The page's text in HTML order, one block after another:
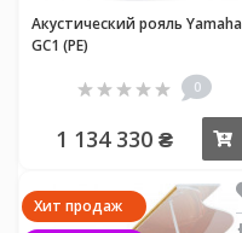
Акустический рояль Yamaha
GC1 (PE)
0
1 134 330 ₴
Хит продаж